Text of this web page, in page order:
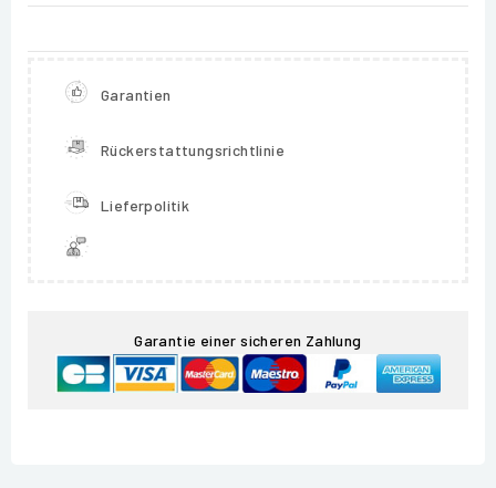
Garantien
Rückerstattungsrichtlinie
Lieferpolitik
Garantie einer sicheren Zahlung